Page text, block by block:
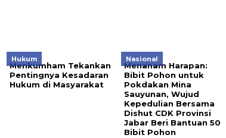
Hukum
Menkumham Tekankan
Pentingnya Kesadaran
Hukum di Masyarakat
Nasional
Menanam Harapan:
Bibit Pohon untuk
Pokdakan Mina
Sauyunan, Wujud
Kepedulian Bersama
Dishut CDK Provinsi
Jabar Beri Bantuan 50
Bibit Pohon